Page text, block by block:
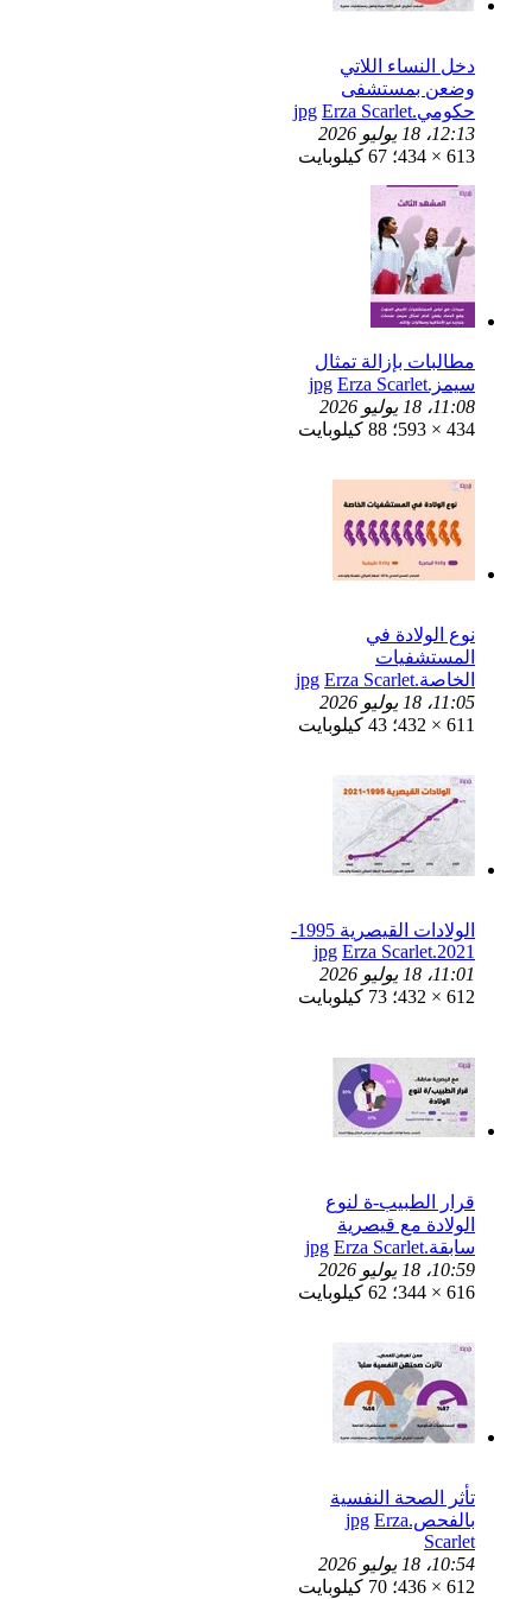
دخل النساء اللاتي
وضعن بمستشفى
حكومي.jpgErza Scarlet
12:13، 18 يوليو 2026
613 × 434؛ 67 كيلوبايت
مطالبات بإزالة تمثال
سيمز.jpgErza Scarlet
11:08، 18 يوليو 2026
434 × 593؛ 88 كيلوبايت
نوع الولادة في
المستشفيات
الخاصة.jpgErza Scarlet
11:05، 18 يوليو 2026
611 × 432؛ 43 كيلوبايت
الولادات القيصرية 1995-
2021.jpg
Erza Scarlet
11:01، 18 يوليو 2026
612 × 432؛ 73 كيلوبايت
قرار الطبيب-ة لنوع
الولادة مع قيصرية
سابقة.jpgErza Scarlet
10:59، 18 يوليو 2026
616 × 344؛ 62 كيلوبايت
تأثر الصحة النفسية
بالفحص.jpgErza
Scarlet
10:54، 18 يوليو 2026
612 × 436؛ 70 كيلوبايت